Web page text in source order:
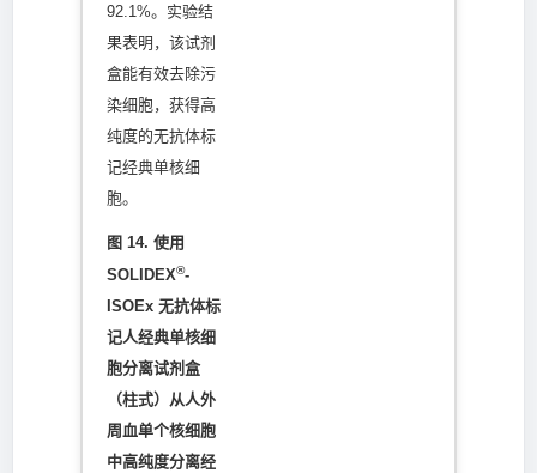
92.1%。实验结
果表明，该试剂
盒能有效去除污
染细胞，获得高
纯度的无抗体标
记经典单核细
胞。
图 14. 使用
SOLIDEX®-
ISOEx 无抗体标
记人经典单核细
胞分离试剂盒
（柱式）从人外
周血单个核细胞
中高纯度分离经